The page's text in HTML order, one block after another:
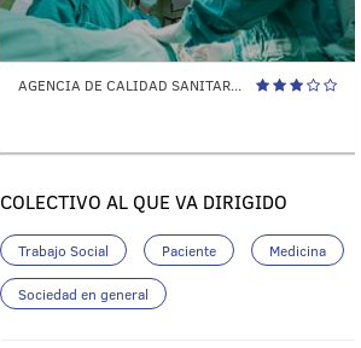
AGENCIA DE CALIDAD SANITAR...
COLECTIVO AL QUE VA DIRIGIDO
Trabajo Social Paciente Medicina
Sociedad en general